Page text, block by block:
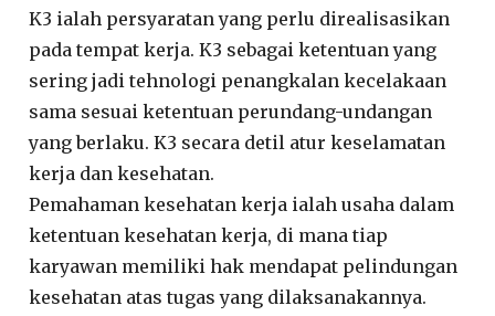
K3 ialah persyaratan yang perlu direalisasikan
pada tempat kerja. K3 sebagai ketentuan yang
sering jadi tehnologi penangkalan kecelakaan
sama sesuai ketentuan perundang-undangan
yang berlaku. K3 secara detil atur keselamatan
kerja dan kesehatan.
Pemahaman kesehatan kerja ialah usaha dalam
ketentuan kesehatan kerja, di mana tiap
karyawan memiliki hak mendapat pelindungan
kesehatan atas tugas yang dilaksanakannya.